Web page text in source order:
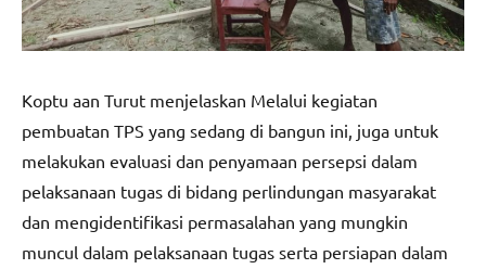
Koptu aan Turut menjelaskan Melalui kegiatan
pembuatan TPS yang sedang di bangun ini, juga untuk
melakukan evaluasi dan penyamaan persepsi dalam
pelaksanaan tugas di bidang perlindungan masyarakat
dan mengidentifikasi permasalahan yang mungkin
muncul dalam pelaksanaan tugas serta persiapan dalam